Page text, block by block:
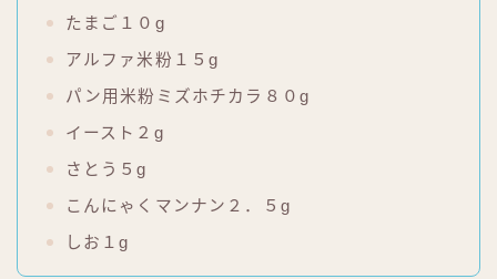
たまご１０g
アルファ米粉１５g
パン用米粉ミズホチカラ８０g
イースト２g
さとう５g
こんにゃくマンナン２．５g
しお１g